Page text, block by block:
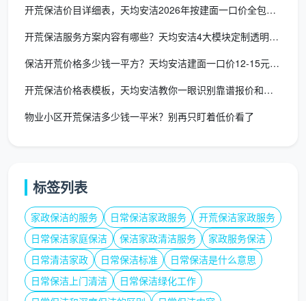
型，每次安排1-2名经验丰富的保洁师，携带可拆卸伸缩
杆和紧凑型吸尘器，操作节奏快，不给小空间添堵，也
前后对比图，左侧画面显示装修后的狼藉：地面保护
膜、油漆桶、满地灰尘和纸箱；右侧画面为同一空间清
哪些场景尤其需要“50平米内”的专项开荒
服务？
新交付的精装公寓：开发商做了基础保洁，但橱柜内
部、窗槽和卫生间角落往往依旧藏污纳垢，入住前需
要一次彻底的开荒。
开荒保洁价目详细表，天均安洁2026年按建面一口价全包透明明
开荒保洁服务方案内容有哪些？天均安洁4大模块定制透明方案
保洁开荒价格多少钱一平方？天均安洁建面一口价12-15元/㎡
开荒保洁价格表模板，天均安洁教你一眼识别靠谱报价和隐形陷阱
物业小区开荒保洁多少钱一平米？别再只盯着低价看了
标签列表
家政保洁的服务 日常保洁家政服务
开荒保洁家政服务
日常保洁家庭保洁
保洁家政清洁服务
家政服务保洁
日常清洁家政
日常保洁标准
日常保洁是什么意思
日常保洁上门清洁
日常保洁绿化工作